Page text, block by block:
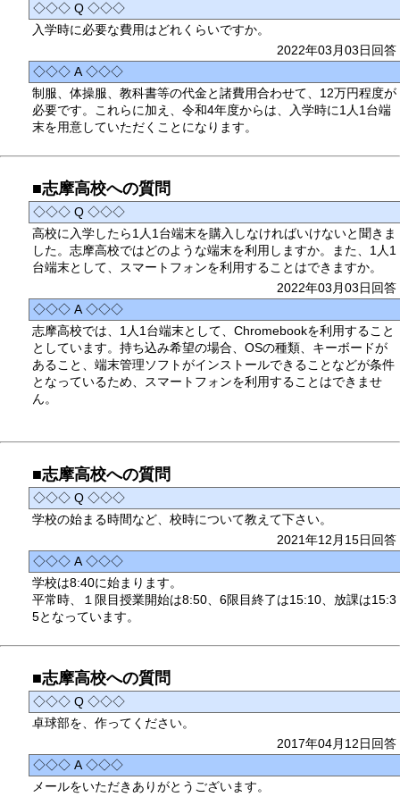
◇◇◇ Q ◇◇◇
入学時に必要な費用はどれくらいですか。
2022年03月03日回答
◇◇◇ A ◇◇◇
制服、体操服、教科書等の代金と諸費用合わせて、12万円程度が
必要です。これらに加え、令和4年度からは、入学時に1人1台端
末を用意していただくことになります。
■志摩高校への質問
◇◇◇ Q ◇◇◇
高校に入学したら1人1台端末を購入しなければいけないと聞きま
した。志摩高校ではどのような端末を利用しますか。また、1人1
台端末として、スマートフォンを利用することはできますか。
2022年03月03日回答
◇◇◇ A ◇◇◇
志摩高校では、1人1台端末として、Chromebookを利用すること
としています。持ち込み希望の場合、OSの種類、キーボードが
あること、端末管理ソフトがインストールできることなどが条件
となっているため、スマートフォンを利用することはできませ
ん。
■志摩高校への質問
◇◇◇ Q ◇◇◇
学校の始まる時間など、校時について教えて下さい。
2021年12月15日回答
◇◇◇ A ◇◇◇
学校は8:40に始まります。
平常時、１限目授業開始は8:50、6限目終了は15:10、放課は15:3
5となっています。
■志摩高校への質問
◇◇◇ Q ◇◇◇
卓球部を、作ってください。
2017年04月12日回答
◇◇◇ A ◇◇◇
メールをいただきありがとうございます。